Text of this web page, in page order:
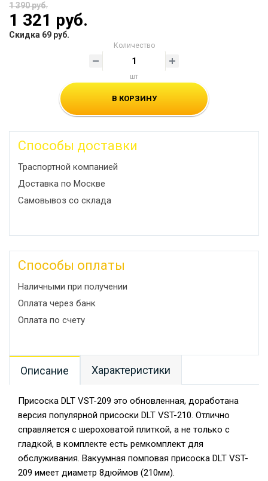
1 390 руб.
1 321 руб.
Скидка 69 руб.
Количество
шт
В КОРЗИНУ
Способы доставки
Траспортной компанией
Доставка по Москве
Самовывоз со склада
Способы оплаты
Наличными при получении
Оплата через банк
Оплата по счету
Описание Характеристики
Присоска DLT VST-209 это обновленная, доработана
версия популярной присоски DLT VST-210. Отлично
справляется с шероховатой плиткой, а не только с
гладкой, в комплекте есть ремкомплект для
обслуживания. Вакуумная помповая присоска DLT VST-
209 имеет диаметр 8дюймов (210мм).